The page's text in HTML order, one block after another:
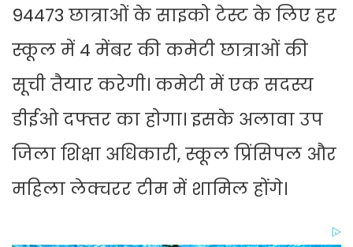
94473 छात्राओं के साइको टेस्ट के लिए हर
स्कूल में 4 मेंबर की कमेटी छात्राओं की
सूची तैयार करेगी। कमेटी में एक सदस्य
डीईओ दफ्तर का होगा। इसके अलावा उप
जिला शिक्षा अधिकारी, स्कूल प्रिंसिपल और
महिला लेक्चरर टीम में शामिल होंगे।